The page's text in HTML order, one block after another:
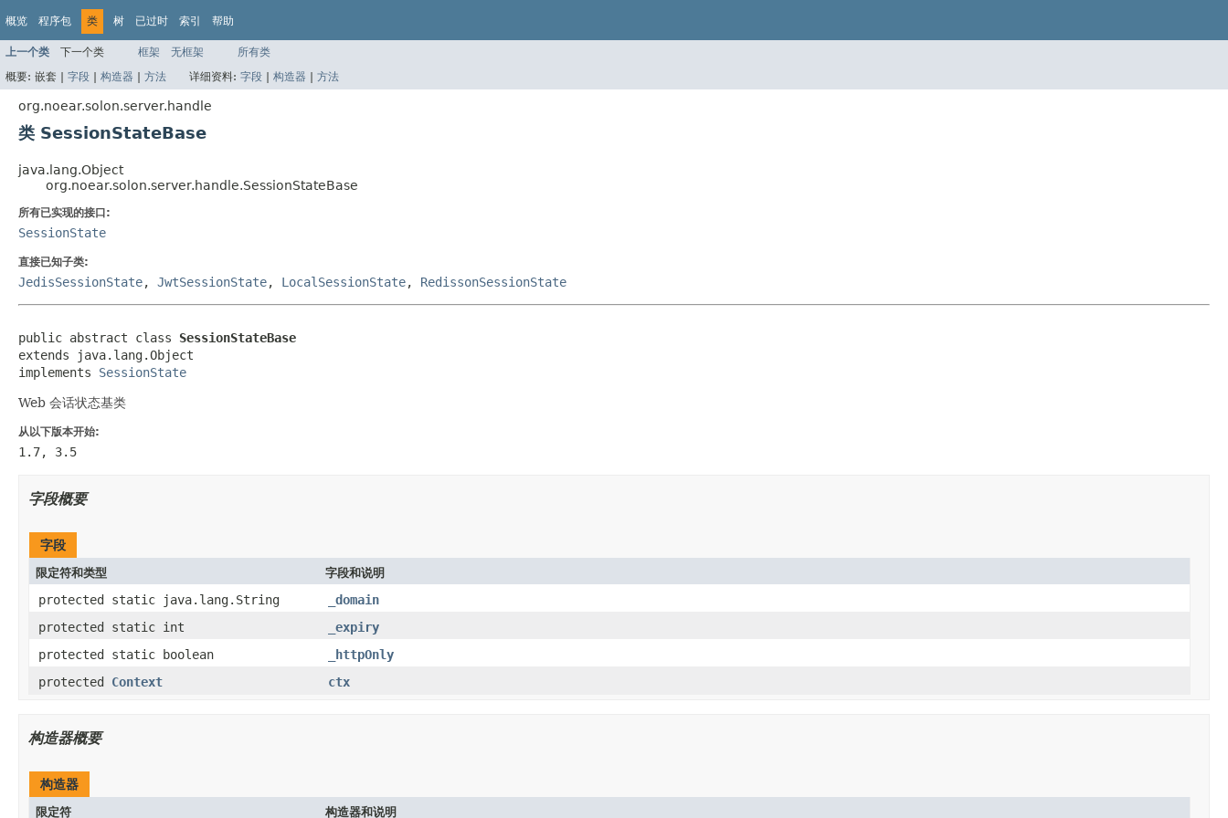
概览 程序包 类 树 已过时 索引 帮助
上一个类 下一个类 框架 无框架
所有类
概要: 嵌套 | 字段 | 构造器 | 方法 详细资料: 字段 | 构造器 | 方法
org.noear.solon.server.handle
类 SessionStateBase
java.lang.Object
org.noear.solon.server.handle.SessionStateBase
所有已实现的接口:
SessionState
直接已知子类:
JedisSessionState, JwtSessionState, LocalSessionState, RedissonSessionState
public abstract class SessionStateBase
extends java.lang.Object
implements SessionState
Web 会话状态基类
从以下版本开始:
1.7, 3.5
字段概要
字段
限定符和类型 字段和说明
protected static java.lang.String
_domain
protected static int
_expiry
protected static boolean
_httpOnly
protected Context ctx
构造器概要
构造器
限定符 构造器和说明